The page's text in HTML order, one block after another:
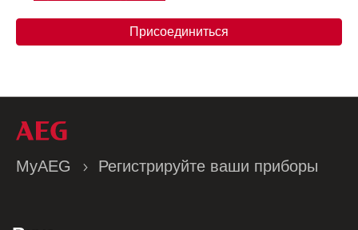
Присоединиться
MyAEG Регистрируйте ваши приборы